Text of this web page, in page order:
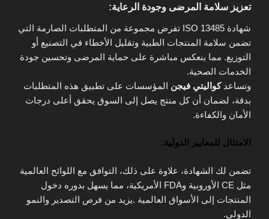
تعزيز سلامة المرضى وجودة الرعاية:
شهادة ISO 13485 تفرض مجموعة من المتطلبات الصارمة التي
تضمن سلامة المنتجات الطبية وتقليل الأخطاء في التصنيع أو
التوزيع. مما ينعكس مباشرة على حماية المرضى وتحسين جودة
الخدمات الصحية.
وتساعدكواليتي فيجن المؤسسات على تطبيق هذه المتطلبات
بدقة، لضمان أن كل منتج يصل إلى السوق يحقق أعلى درجات
الأمان والكفاءة.
الامتثال للمعايير الدولية:
تضمن لك الشهادة، علاوة على ذلك، التوافق مع اللوائح العالمية
مثل CE الأوروبية وFDA الأمريكية، مما يسهل بدوره دخول
المنتجات إلى الأسواق العالمية .يزيد من فرص التصدير والنمو
الدولي.